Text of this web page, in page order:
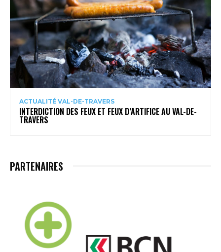
ACTUALITÉ VAL-DE-TRAVERS
INTERDICTION DES FEUX ET FEUX D’ARTIFICE AU VAL-DE-
TRAVERS
PARTENAIRES